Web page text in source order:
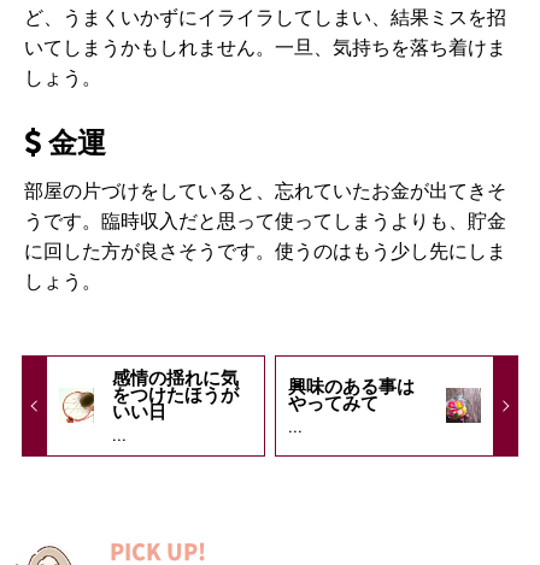
ど、うまくいかずにイライラしてしまい、結果ミスを招
いてしまうかもしれません。一旦、気持ちを落ち着けま
しょう。
金運
部屋の片づけをしていると、忘れていたお金が出てきそ
うです。臨時収入だと思って使ってしまうよりも、貯金
に回した方が良さそうです。使うのはもう少し先にしま
しょう。
感情の揺れに気
をつけたほうが
いい日
...
興味のある事は
やってみて
...
PICK UP!